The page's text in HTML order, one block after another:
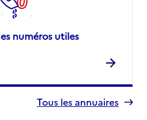
numéros utiles
Tous les annuaires